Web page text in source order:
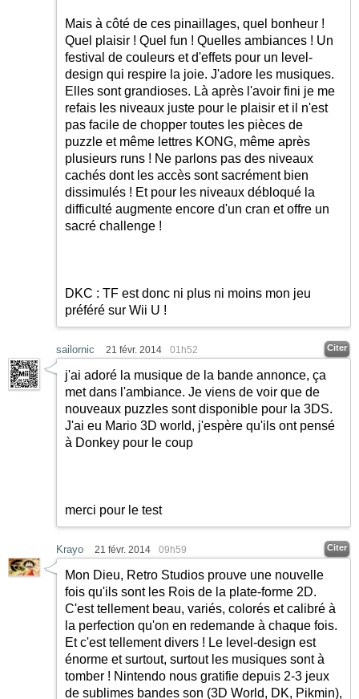
Mais à côté de ces pinaillages, quel bonheur !
Quel plaisir ! Quel fun ! Quelles ambiances ! Un
festival de couleurs et d'effets pour un level-
design qui respire la joie. J'adore les musiques.
Elles sont grandioses. Là après l'avoir fini je me
refais les niveaux juste pour le plaisir et il n'est
pas facile de chopper toutes les pièces de
puzzle et même lettres KONG, même après
plusieurs runs ! Ne parlons pas des niveaux
cachés dont les accès sont sacrément bien
dissimulés ! Et pour les niveaux débloqué la
difficulté augmente encore d'un cran et offre un
sacré challenge !
DKC : TF est donc ni plus ni moins mon jeu
préféré sur Wii U !
sailornic 21 févr. 2014 01h52 Citer
j'ai adoré la musique de la bande annonce, ça
met dans l'ambiance. Je viens de voir que de
nouveaux puzzles sont disponible pour la 3DS.
J'ai eu Mario 3D world, j'espère qu'ils ont pensé
à Donkey pour le coup
merci pour le test
Krayo 21 févr. 2014 09h59 Citer
Mon Dieu, Retro Studios prouve une nouvelle
fois qu'ils sont les Rois de la plate-forme 2D.
C'est tellement beau, variés, colorés et calibré à
la perfection qu'on en redemande à chaque fois.
Et c'est tellement divers ! Le level-design est
énorme et surtout, surtout les musiques sont à
tomber ! Nintendo nous gratifie depuis 2-3 jeux
de sublimes bandes son (3D World, DK, Pikmin),